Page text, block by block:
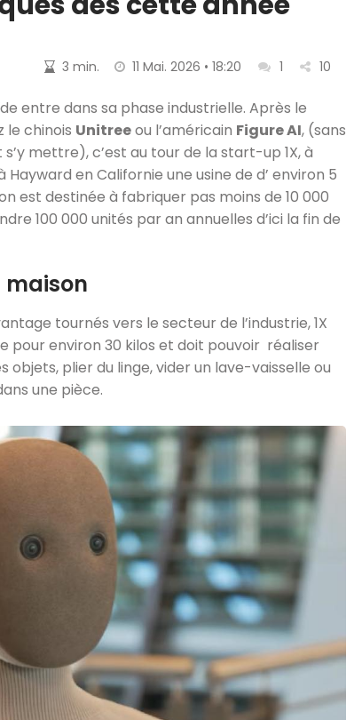
3 min. 11 Mai. 2026 • 18:20 1 10
entre dans sa phase industrielle. Après le
le chinois Unitreeou l’américain Figure AI, (sans
mettre), c’est au tour de la start-up 1X, à
Hayward en Californie une usine de d’ environ 5
est destinée à fabriquer pas moins de 10 000
100 000 unités par an annuelles d’ici la fin de
maison
tournés vers le secteur de l’industrie, 1X
pour environ 30 kilos et doit pouvoir réaliser
plier du linge, vider un lave-vaisselle ou
une pièce.